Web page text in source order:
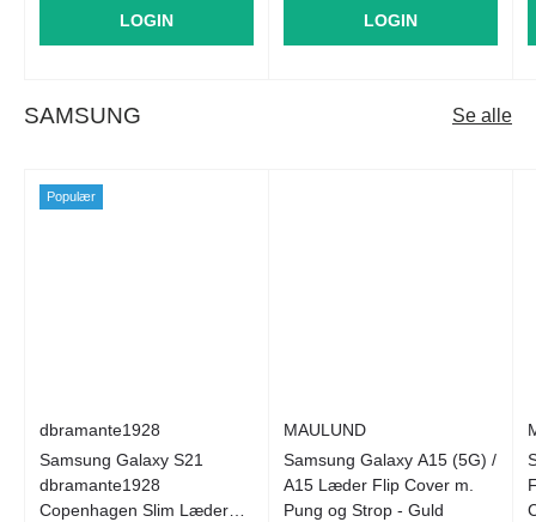
Gennemsigtig / Sort
LOGIN
GennemsigtigLOGIN
SAMSUNG Se alle
Populær
dbramante1928
Samsung Galaxy S21
dbramante1928
Copenhagen Slim Læder
MAULUND
Samsung Galaxy A15 (5G) /
A15 Læder Flip Cover m.
Pung og Strop - Guld